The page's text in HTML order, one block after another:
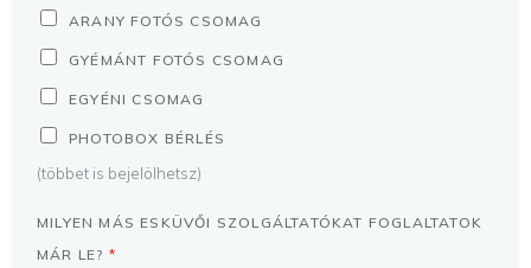
ARANY FOTÓS CSOMAG
GYÉMÁNT FOTÓS CSOMAG
EGYÉNI CSOMAG
PHOTOBOX BÉRLÉS
(többet is bejelölhetsz)
MILYEN MÁS ESKÜVŐI SZOLGÁLTATÓKAT FOGLALTATOK
MÁR LE? *